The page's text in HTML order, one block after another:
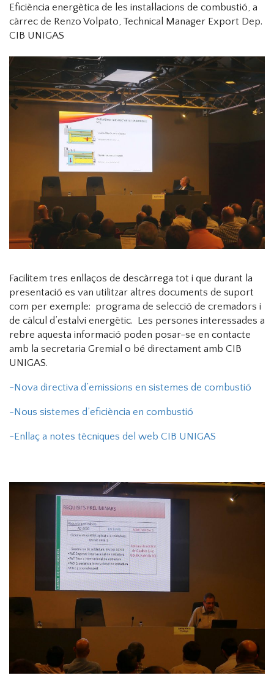
Eficiència energètica de les instal·lacions de combustió, a
càrrec de Renzo Volpato, Technical Manager Export Dep.
CIB UNIGAS
Facilitem tres enllaços de descàrrega tot i que durant la
presentació es van utilitzar altres documents de suport
com per exemple: programa de selecció de cremadors i
de càlcul d’estalvi energètic. Les persones interessades a
rebre aquesta informació poden posar-se en contacte
amb la secretaria Gremial o bé directament amb CIB
UNIGAS.
-Nova directiva d’emissions en sistemes de combustió
-Nous sistemes d’eficiència en combustió
-Enllaç a notes tècniques del web CIB UNIGAS